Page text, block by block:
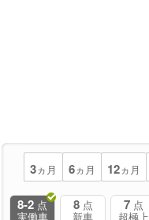
3ヵ月 6ヵ月 12ヵ月
8-2 点
実働車
8 点
新車
7 点
超極上